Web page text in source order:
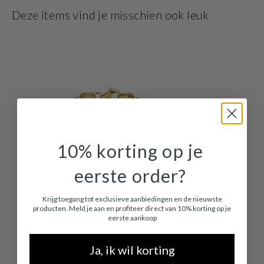
Deze items vind je misschien ook leuk
10% korting op je
eerste order?
Krijg toegang tot exclusieve aanbiedingen en de nieuwste
producten. Meld je aan en profiteer direct van 10% korting op je
eerste aankoop
Ja, ik wil korting